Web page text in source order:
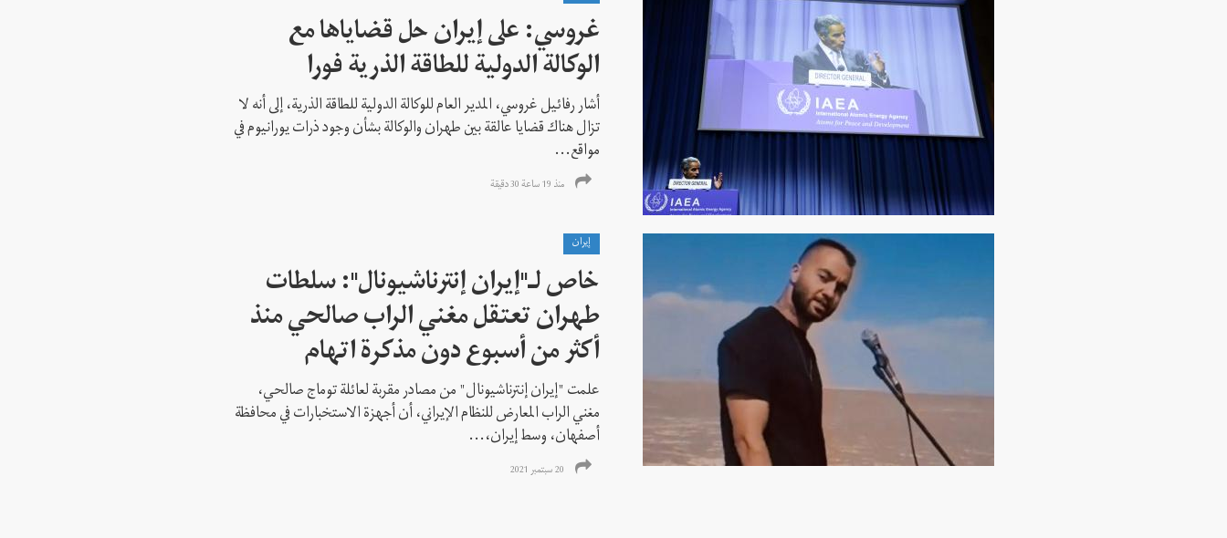
غروسي: على إيران حل قضاياها مع
الوكالة الدولية للطاقة الذرية فورا
أشار رفائيل غروسي، المدير العام للوكالة الدولية للطاقة الذرية، إلى أنه لا
تزال هناك قضايا عالقة بين طهران والوكالة بشأن وجود ذرات يورانيوم في
مواقع...
منذ 19 ساعة 30 دقیقة
إيران
خاص لـ"إيران إنترناشيونال": سلطات
طهران تعتقل مغني الراب صالحي منذ
أكثر من أسبوع دون مذكرة اتهام
علمت "إيران إنترناشيونال" من مصادر مقربة لعائلة توماج صالحي،
مغني الراب المعارض للنظام الإيراني، أن أجهزة الاستخبارات في محافظة
أصفهان، وسط إيران،...
20 سبتمبر 2021